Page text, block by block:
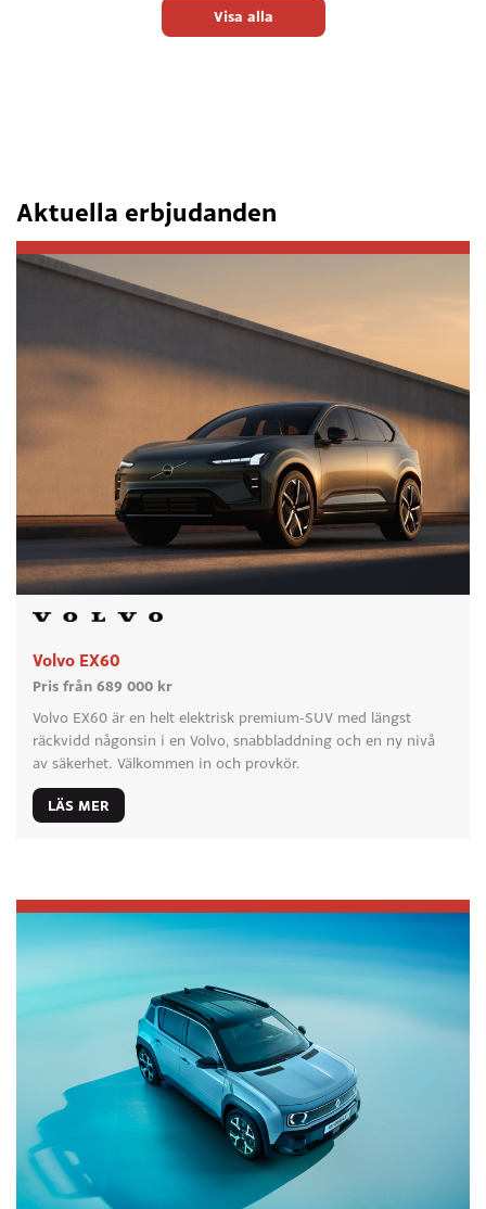
Visa alla
Aktuella erbjudanden
Volvo EX60
Pris från 689 000 kr
Volvo EX60 är en helt elektrisk premium-SUV med längst
räckvidd någonsin i en Volvo, snabbladdning och en ny nivå
av säkerhet. Välkommen in och provkör.
LÄS MER